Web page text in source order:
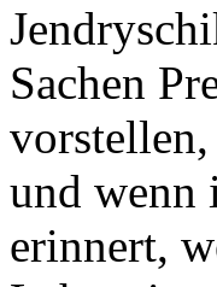
Sachen
und wenn
erinnert,